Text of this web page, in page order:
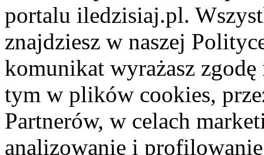
portalu iledzisiaj.pl.
znajdziesz w naszej
komunikat wyrażasz
tym w plików cookies,
Partnerów, w celach
analizowanie i